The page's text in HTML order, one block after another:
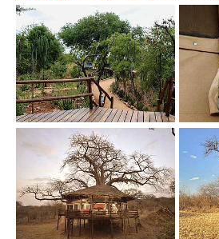
Show larger version
Show larger version Show